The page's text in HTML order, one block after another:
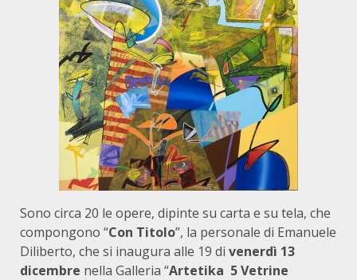
Sono circa 20 le opere, dipinte su carta e su tela, che
compongono “Con Titolo”, la personale di Emanuele
Diliberto, che si inaugura alle 19 di venerdì 13
dicembre nella Galleria “Artetika 5 Vetrine